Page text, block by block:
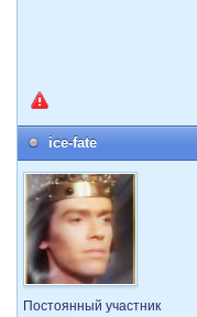
ice-fate
Постоянный участник